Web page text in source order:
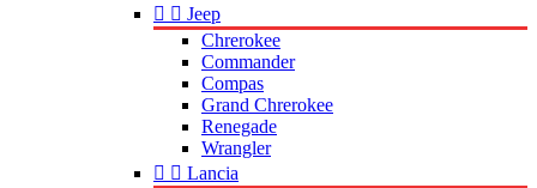
  Jeep
Chrerokee
Commander
Compas
Grand Chrerokee
Renegade
Wrangler
  Lancia